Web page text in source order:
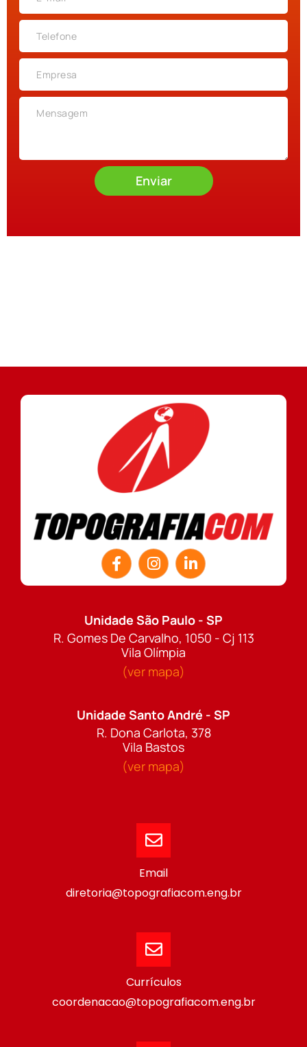
Enviar
Unidade São Paulo - SP
R. Gomes De Carvalho, 1050 - Cj 113
Vila Olímpia
(ver mapa)
Unidade Santo André - SP
R. Dona Carlota, 378
Vila Bastos
(ver mapa)
Email
diretoria@topografiacom.eng.br
Currículos
coordenacao@topografiacom.eng.br